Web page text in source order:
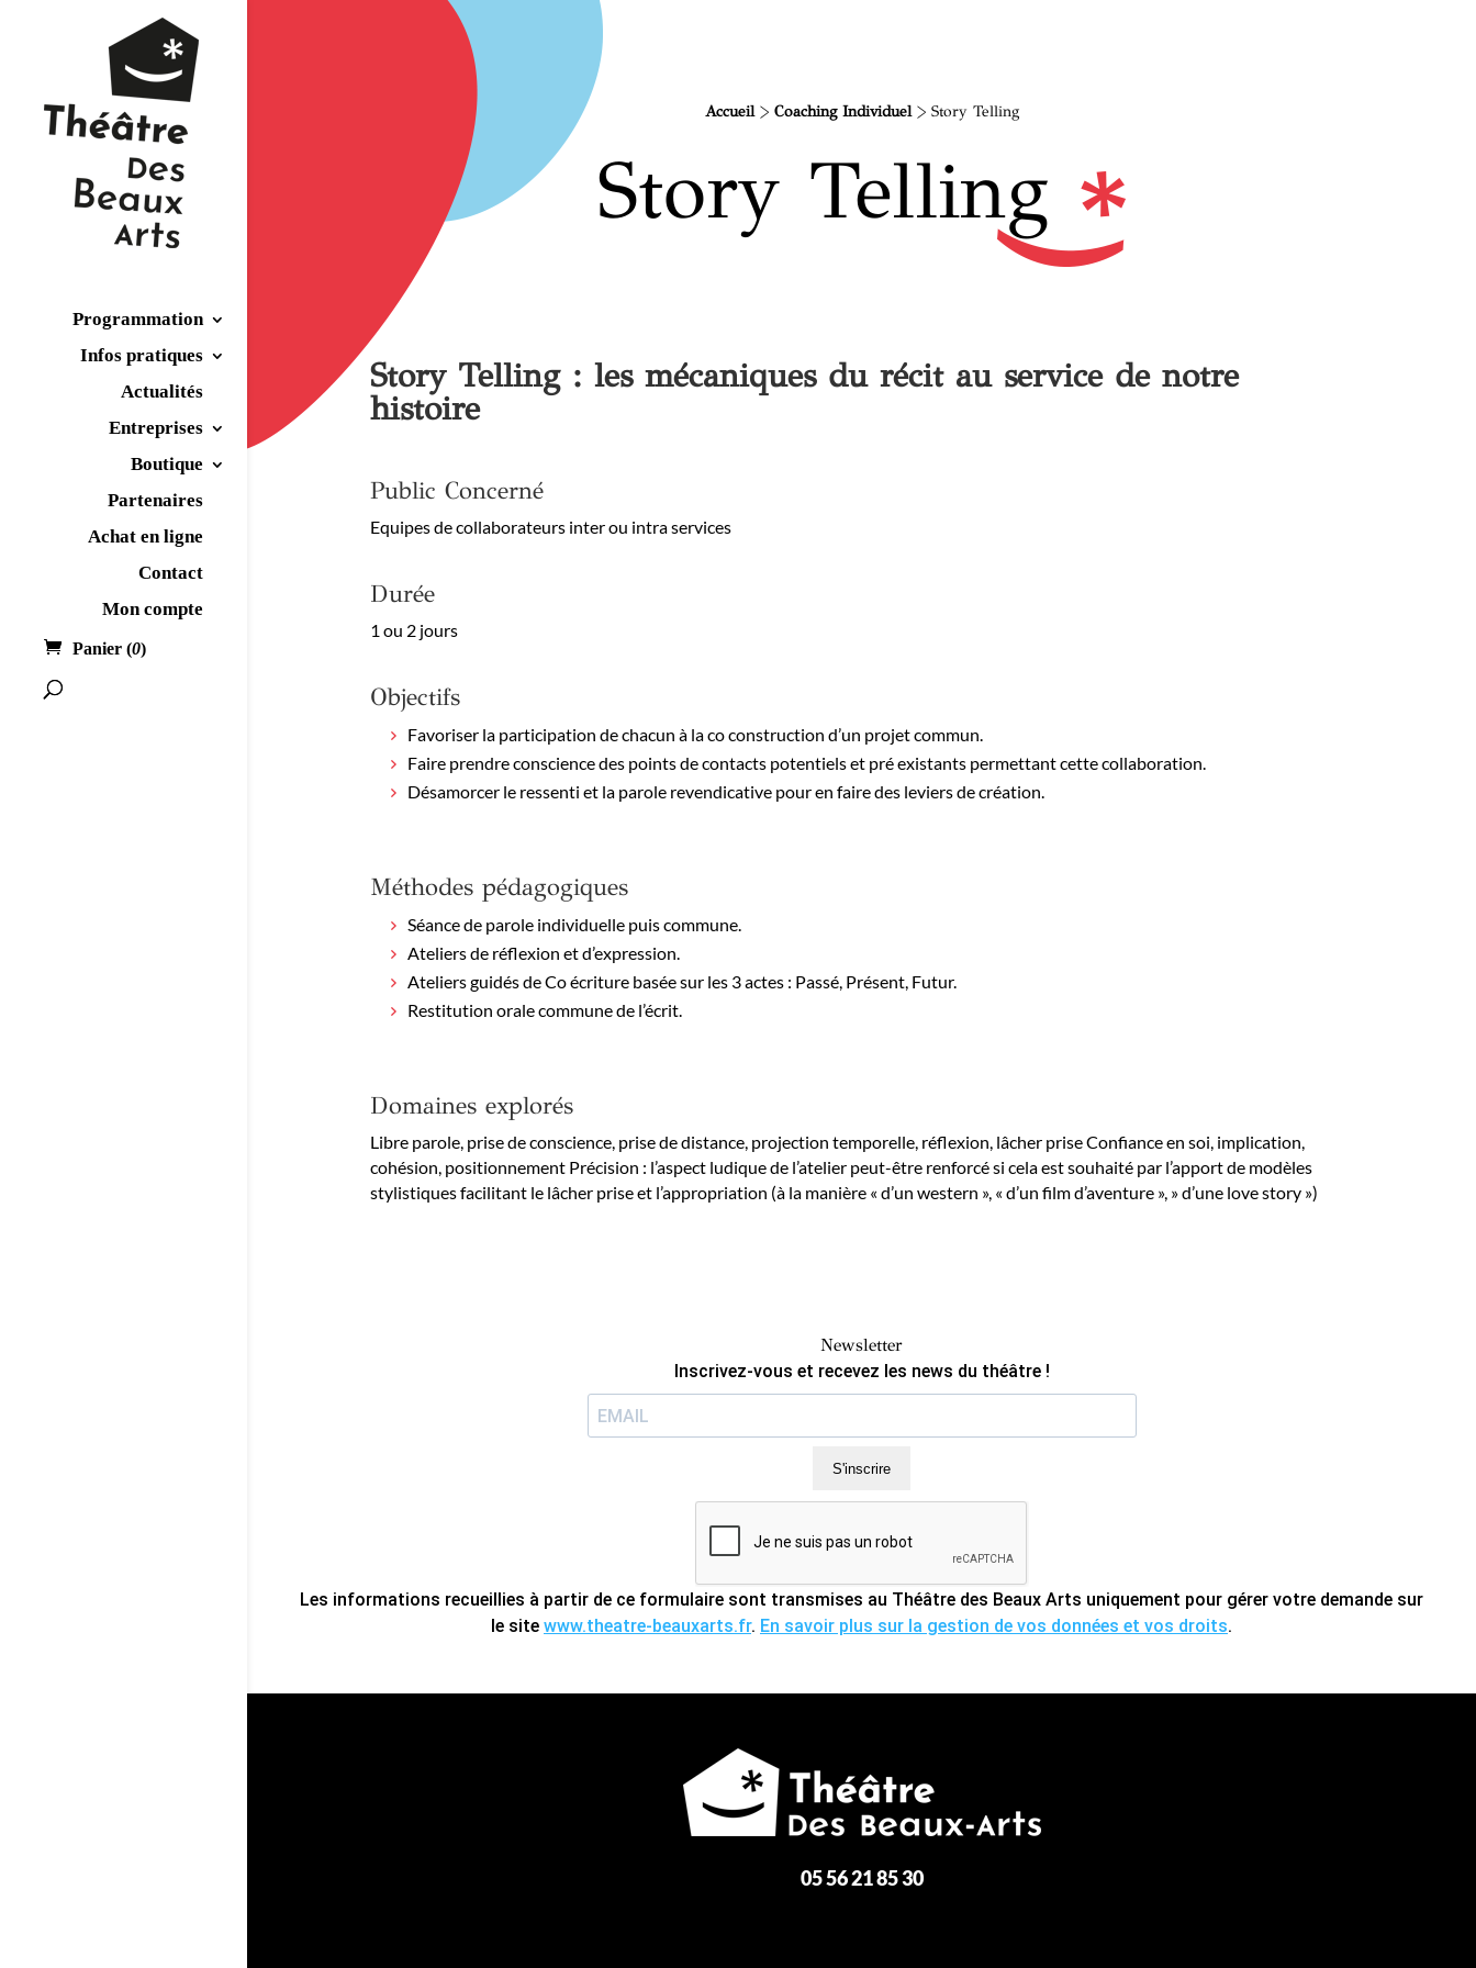
Programmation
Infos pratiques
Actualités
Entreprises
Boutique
Partenaires
Achat en ligne
Contact
Mon compte
Panier (0)
Accueil> Coaching Individuel> Story Telling
Story Telling
Story Telling : les mécaniques du récit au service de notre
histoire
Public Concerné
Equipes de collaborateurs inter ou intra services
Durée
1 ou 2 jours
Objectifs
Favoriser la participation de chacun à la co construction d’un projet commun.
Faire prendre conscience des points de contacts potentiels et pré existants permettant cette collaboration.
Désamorcer le ressenti et la parole revendicative pour en faire des leviers de création.
Méthodes pédagogiques
Séance de parole individuelle puis commune.
Ateliers de réflexion et d’expression.
Ateliers guidés de Co écriture basée sur les 3 actes : Passé, Présent, Futur.
Restitution orale commune de l’écrit.
Domaines explorés
Libre parole, prise de conscience, prise de distance, projection temporelle, réflexion, lâcher prise Confiance en soi, implication,
cohésion, positionnement Précision : l’aspect ludique de l’atelier peut-être renforcé si cela est souhaité par l’apport de modèles
stylistiques facilitant le lâcher prise et l’appropriation (à la manière « d’un western », « d’un film d’aventure », » d’une love story »)
Newsletter
Inscrivez-vous et recevez les news du théâtre !
S'inscrire
Les informations recueillies à partir de ce formulaire sont transmises au Théâtre des Beaux Arts uniquement pour gérer votre demande sur
le site www.theatre-beauxarts.fr. En savoir plus sur la gestion de vos données et vos droits.
05 56 21 85 30